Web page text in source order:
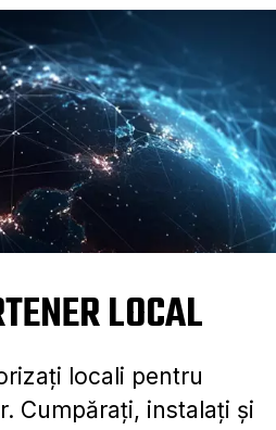
LOCAL
locali pentru
Cumpărați, instalați și